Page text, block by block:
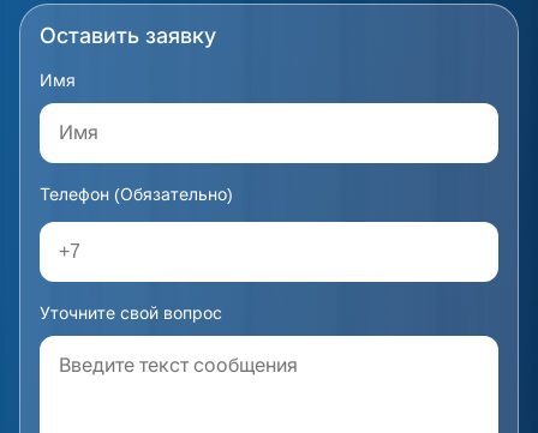
Оставить заявку
Имя
Телефон (Обязательно)
Уточните свой вопрос